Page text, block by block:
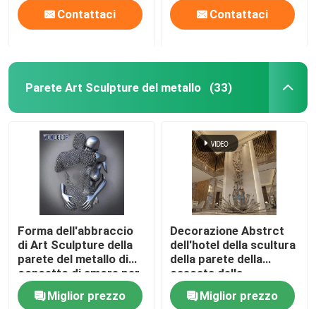
Contattaci Contattaci
Parete Art Sculpture del metallo (33)
Forma dell'abbraccio
di Art Sculpture della
parete del metallo di
concetto di amore per
la decorazione di
InterorMiglior prezzo
Decorazione Abstrct
dell'hotel della scultura
della parete della
cascata della
lucidatura
Miglior prezzo